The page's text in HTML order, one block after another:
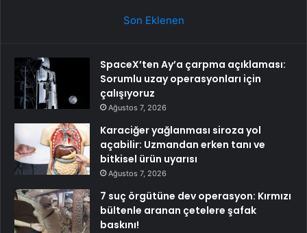
Son Eklenen
SpaceX’ten Ay’a çarpma açıklaması:
Sorumlu uzay operasyonları için
çalışıyoruz
Ağustos 7, 2026
Karaciğer yağlanması siroza yol
açabilir: Uzmandan erken tanı ve
bitkisel ürün uyarısı
Ağustos 7, 2026
7 suç örgütüne dev operasyon: Kırmızı
bültenle aranan çetelere şafak
baskını!